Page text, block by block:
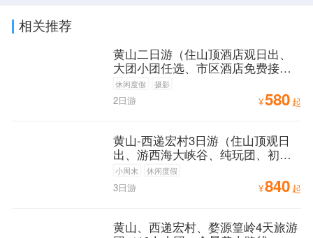
相关推荐
黄山二日游（住山顶酒店观日出、
大团小团任选、市区酒店免费接
送、送自助早餐）
休闲度假 摄影
¥580 起
2日游
黄山-西递宏村3日游（住山顶观日
出、游西海大峡谷、纯玩团、初到
黄山必游路线）
小周末 休闲度假
¥840 起
3日游
黄山、西递宏村、婺源篁岭4天旅游